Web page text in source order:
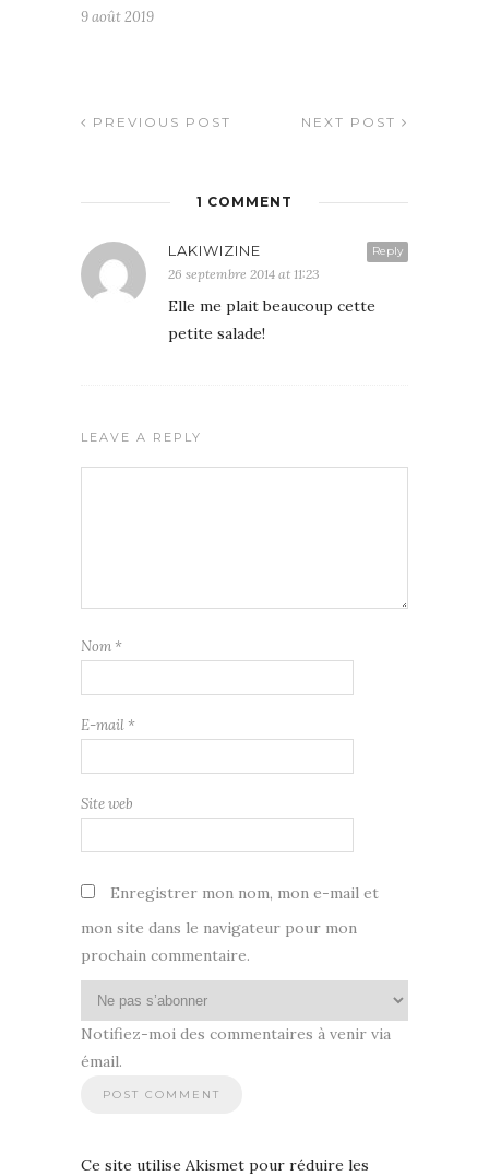
9 août 2019
PREVIOUS POST NEXT POST
1 COMMENT
Reply
LAKIWIZINE
26 septembre 2014 at 11:23
Elle me plait beaucoup cette
petite salade!
LEAVE A REPLY
Nom *
E-mail *
Site web
Enregistrer mon nom, mon e-mail et
mon site dans le navigateur pour mon
prochain commentaire.
Notifiez-moi des commentaires à venir via
émail.
Ce site utilise Akismet pour réduire les